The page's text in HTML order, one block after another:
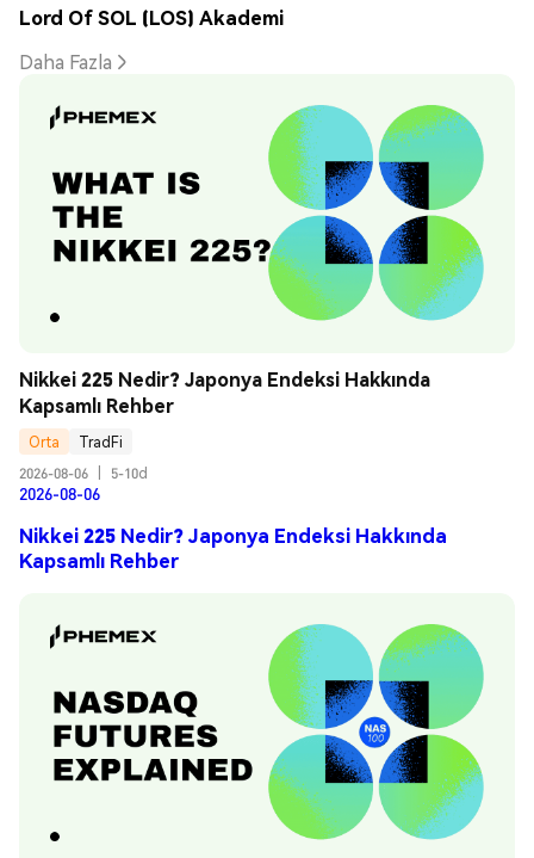
Lord Of SOL (LOS) Akademi
Daha Fazla
Nikkei 225 Nedir? Japonya Endeksi Hakkında
Kapsamlı Rehber
Orta
TradFi
2026-08-06
5-10d
2026-08-06
Nikkei 225 Nedir? Japonya Endeksi Hakkında
Kapsamlı Rehber